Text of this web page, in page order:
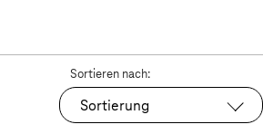
Sortieren nach:
Sortierung